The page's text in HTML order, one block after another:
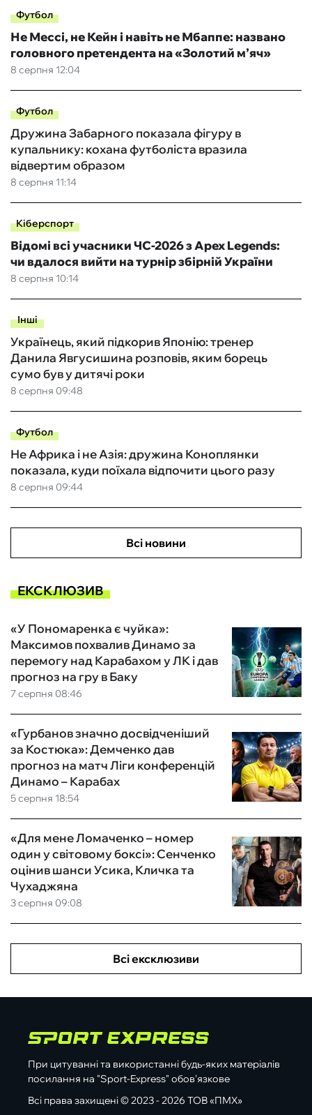
Футбол
8 серпня 12:04
Не Мессі, не Кейн і навіть не Мбаппе: названо
головного претендента на «Золотий м’яч»
Футбол
8 серпня 11:14
Дружина Забарного показала фігуру в
купальнику: кохана футболіста вразила
відвертим образом
Кіберспорт
8 серпня 10:14
Відомі всі учасники ЧС-2026 з Apex Legends:
чи вдалося вийти на турнір збірній України
Інші
8 серпня 09:48
Українець, який підкорив Японію: тренер
Данила Явгусишина розповів, яким борець
сумо був у дитячі роки
Футбол
8 серпня 09:44
Не Африка і не Азія: дружина Коноплянки
показала, куди поїхала відпочити цього разу
Всі новини
ЕКСКЛЮЗИВ
7 серпня 08:46
«У Пономаренка є чуйка»:
Максимов похвалив Динамо за
перемогу над Карабахом у ЛК і дав
прогноз на гру в Баку
5 серпня 18:54
«Гурбанов значно досвідченіший
за Костюка»: Демченко дав
прогноз на матч Ліги конференцій
Динамо – Карабах
3 серпня 09:08
«Для мене Ломаченко – номер
один у світовому боксі»: Сенченко
оцінив шанси Усика, Кличка та
Чухаджяна
Всі ексклюзиви
При цитуванні та використанні будь-яких матеріалів
посилання на "Sport-Express" обов'язкове
Всі права захищені © 2023 - 2026 ТОВ «ПМХ»